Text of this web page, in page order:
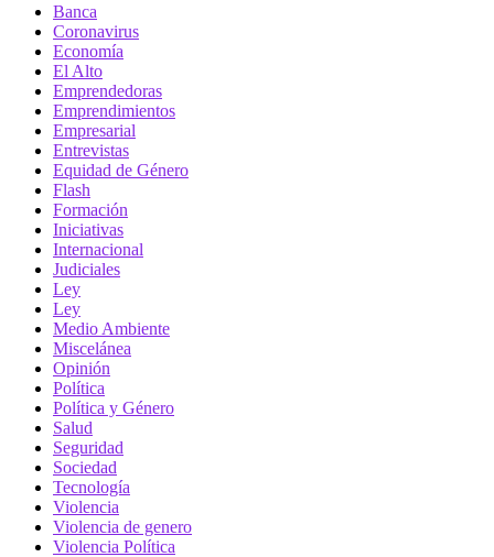
Banca
Coronavirus
Economía
El Alto
Emprendedoras
Emprendimientos
Empresarial
Entrevistas
Equidad de Género
Flash
Formación
Iniciativas
Internacional
Judiciales
Ley
Ley
Medio Ambiente
Miscelánea
Opinión
Política
Política y Género
Salud
Seguridad
Sociedad
Tecnología
Violencia
Violencia de genero
Violencia Política